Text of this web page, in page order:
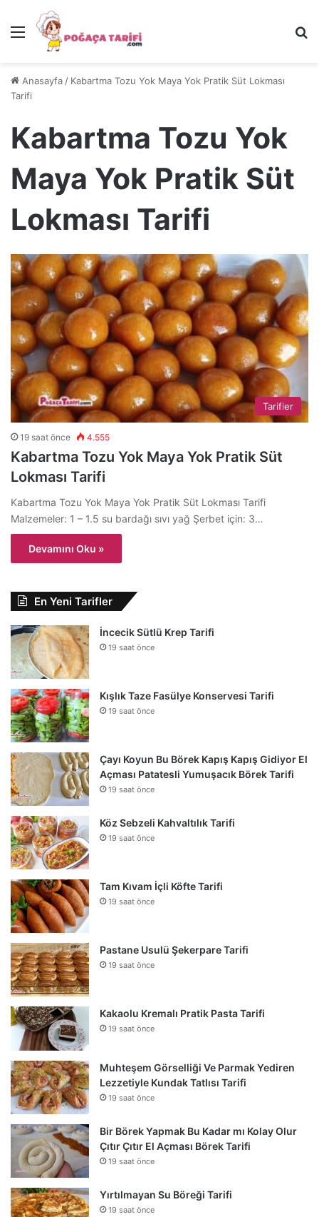
Menü
Anasayfa / Kabartma Tozu Yok Maya Yok Pratik Süt Lokması
Tarifi
Kabartma Tozu Yok
Maya Yok Pratik Süt
Lokması Tarifi
Tarifler
19 saat önce 4.555
Kabartma Tozu Yok Maya Yok Pratik Süt
Lokması Tarifi
Kabartma Tozu Yok Maya Yok Pratik Süt Lokması Tarifi
Malzemeler: 1 – 1.5 su bardağı sıvı yağ Şerbet için: 3…
Devamını Oku »
En Yeni Tarifler
İncecik Sütlü Krep Tarifi
19 saat önce
Kışlık Taze Fasülye Konservesi Tarifi
19 saat önce
Çayı Koyun Bu Börek Kapış Kapış Gidiyor El
Açması Patatesli Yumuşacık Börek Tarifi
19 saat önce
Köz Sebzeli Kahvaltılık Tarifi
19 saat önce
Tam Kıvam İçli Köfte Tarifi
19 saat önce
Pastane Usulü Şekerpare Tarifi
19 saat önce
Kakaolu Kremalı Pratik Pasta Tarifi
19 saat önce
Muhteşem Görselliği Ve Parmak Yediren
Lezzetiyle Kundak Tatlısı Tarifi
19 saat önce
Bir Börek Yapmak Bu Kadar mı Kolay Olur
Çıtır Çıtır El Açması Börek Tarifi
19 saat önce
Yırtılmayan Su Böreği Tarifi
19 saat önce